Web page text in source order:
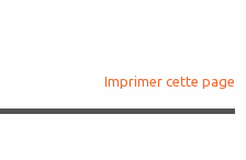
Imprimer cette page